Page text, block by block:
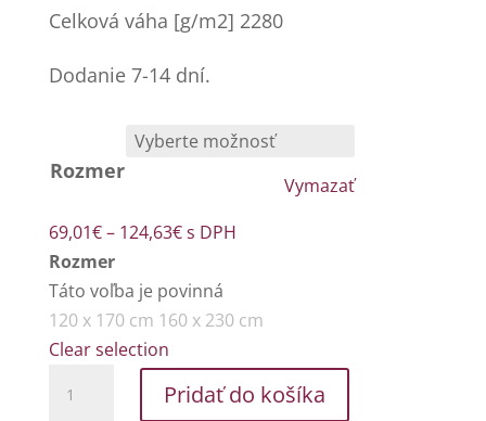
Celková váha [g/m2] 2280
Dodanie 7-14 dní.
Rozmer
Vymazať
69,01€– 124,63€Price
69,01€
through
s DPH
Rozmer
Táto voľba je povinná
120 x 170 cm 160 x 230 cm
Clear selection
Mondo
Pridať do košíka